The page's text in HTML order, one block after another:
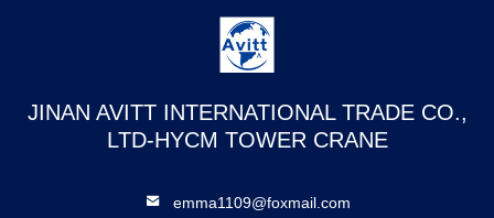
JINAN AVITT INTERNATIONAL TRADE CO.,
LTD-HYCM TOWER CRANE
emma1109@foxmail.com